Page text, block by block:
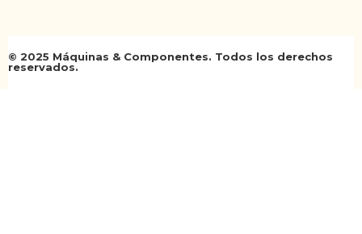
© 2025 Máquinas & Componentes. Todos los derechos
reservados.